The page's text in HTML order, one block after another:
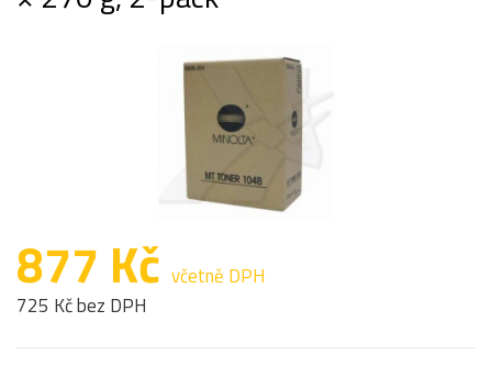
877 Kč včetně DPH
725 Kč bez DPH